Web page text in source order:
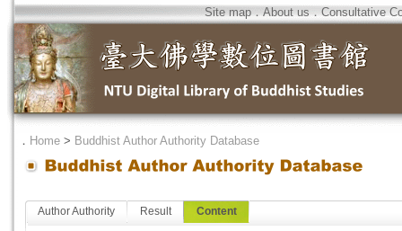
Site map．About us．Consultative
． Home > Buddhist Author Authority Database
Author Authority Result Content